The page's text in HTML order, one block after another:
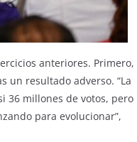
anteriores. Primero,
un resultado adverso. “La
36 millones de votos, pero
para evolucionar”,